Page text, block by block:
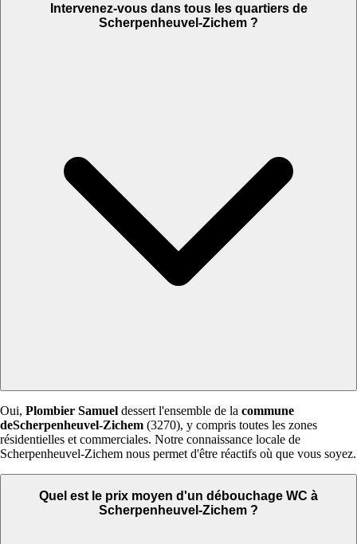
Intervenez-vous dans tous les quartiers de
Scherpenheuvel-Zichem ?
Oui, Plombier Samuel dessert l'ensemble de la commune
deScherpenheuvel-Zichem (3270), y compris toutes les zones
résidentielles et commerciales. Notre connaissance locale de
Scherpenheuvel-Zichem nous permet d'être réactifs où que vous soyez.
Quel est le prix moyen d'un débouchage WC à
Scherpenheuvel-Zichem ?